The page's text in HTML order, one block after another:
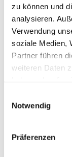
zu können und
analysieren.
Verwendung
soziale Medien,
Partner führen
weiteren Daten
Notwendig
Präferenzen
Beschreibung
Beschreibung
für schnittfeste
sehr gut auch
Lagerung